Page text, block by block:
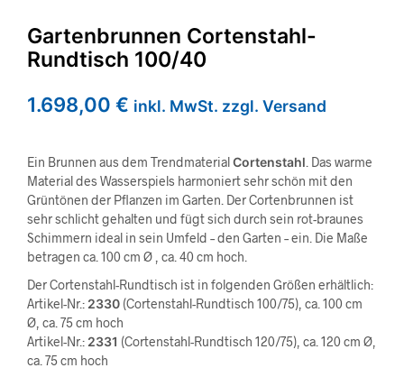
Gartenbrunnen Cortenstahl-
Rundtisch 100/40
1.698,00 € inkl. MwSt. zzgl. Versand
Ein Brunnen aus dem TrendmaterialCortenstahl . Das warme
Material des Wasserspiels harmoniert sehr schön mit den
Grüntönen der Pflanzen im Garten. Der Cortenbrunnen ist
sehr schlicht gehalten und fügt sich durch sein rot-braunes
Schimmern ideal in sein Umfeld – den Garten – ein. Die Maße
betragen ca. 100 cm Ø , ca. 40 cm hoch.
Der Cortenstahl-Rundtisch ist in folgenden Größen erhältlich:
Artikel-Nr.: 2330 (Cortenstahl-Rundtisch 100/75), ca. 100 cm
Ø, ca. 75 cm hoch
Artikel-Nr.: 2331 (Cortenstahl-Rundtisch 120/75), ca. 120 cm Ø,
ca. 75 cm hoch